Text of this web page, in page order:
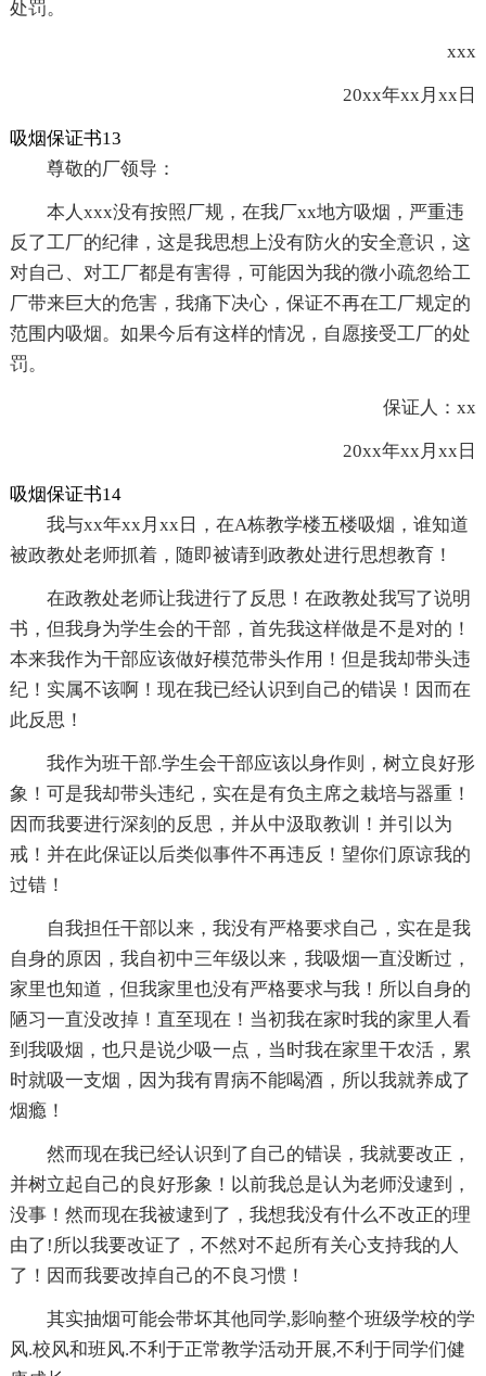
处罚。
xxx
20xx年xx月xx日
吸烟保证书13
尊敬的厂领导：
本人xxx没有按照厂规，在我厂xx地方吸烟，严重违
反了工厂的纪律，这是我思想上没有防火的安全意识，这
对自己、对工厂都是有害得，可能因为我的微小疏忽给工
厂带来巨大的危害，我痛下决心，保证不再在工厂规定的
范围内吸烟。如果今后有这样的情况，自愿接受工厂的处
罚。
保证人：xx
20xx年xx月xx日
吸烟保证书14
我与xx年xx月xx日，在A栋教学楼五楼吸烟，谁知道
被政教处老师抓着，随即被请到政教处进行思想教育！
在政教处老师让我进行了反思！在政教处我写了说明
书，但我身为学生会的干部，首先我这样做是不是对的！
本来我作为干部应该做好模范带头作用！但是我却带头违
纪！实属不该啊！现在我已经认识到自己的错误！因而在
此反思！
我作为班干部.学生会干部应该以身作则，树立良好形
象！可是我却带头违纪，实在是有负主席之栽培与器重！
因而我要进行深刻的反思，并从中汲取教训！并引以为
戒！并在此保证以后类似事件不再违反！望你们原谅我的
过错！
自我担任干部以来，我没有严格要求自己，实在是我
自身的原因，我自初中三年级以来，我吸烟一直没断过，
家里也知道，但我家里也没有严格要求与我！所以自身的
陋习一直没改掉！直至现在！当初我在家时我的家里人看
到我吸烟，也只是说少吸一点，当时我在家里干农活，累
时就吸一支烟，因为我有胃病不能喝酒，所以我就养成了
烟瘾！
然而现在我已经认识到了自己的错误，我就要改正，
并树立起自己的良好形象！以前我总是认为老师没逮到，
没事！然而现在我被逮到了，我想我没有什么不改正的理
由了!所以我要改证了，不然对不起所有关心支持我的人
了！因而我要改掉自己的不良习惯！
其实抽烟可能会带坏其他同学,影响整个班级学校的学
风.校风和班风.不利于正常教学活动开展,不利于同学们健